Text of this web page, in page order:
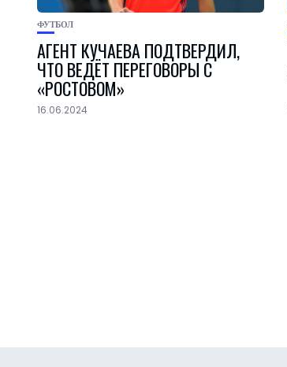
ФУТБОЛ
АГЕНТ КУЧАЕВА ПОДТВЕРДИЛ,
ЧТО ВЕДЁТ ПЕРЕГОВОРЫ С
«РОСТОВОМ»
16.06.2024